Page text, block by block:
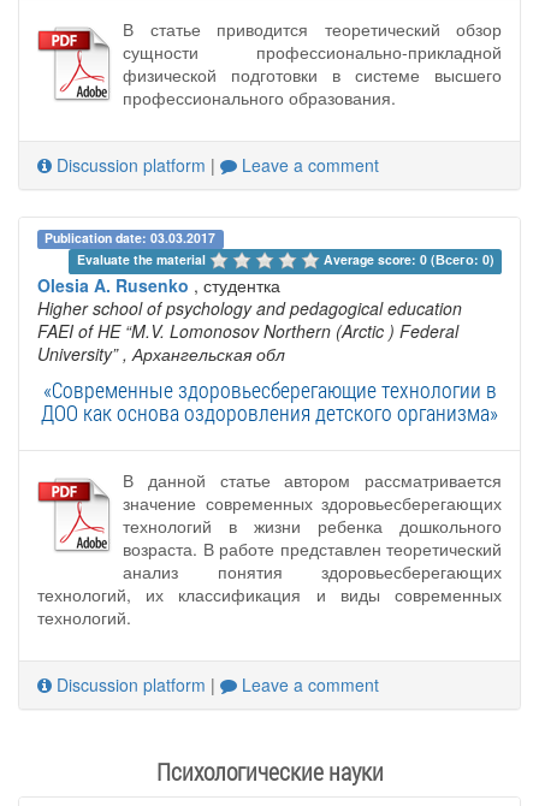
В статье приводится теоретический обзор
сущности профессионально-прикладной
физической подготовки в системе высшего
профессионального образования.
Discussion platform | Leave a comment
Publication date: 03.03.2017
Evaluate the material
Average score: 0 (Всего: 0)
Olesia A. Rusenko , студентка
Higher school of psychology and pedagogical education
FAEI of HE “M.V. Lomonosov Northern (Arctic ) Federal
University” , Архангельская обл
«Современные здоровьесберегающие технологии в
ДОО как основа оздоровления детского организма»
В данной статье автором рассматривается
значение современных здоровьесберегающих
технологий в жизни ребенка дошкольного
возраста. В работе представлен теоретический
анализ понятия здоровьесберегающих
технологий, их классификация и виды современных
технологий.
Discussion platform | Leave a comment
Психологические науки